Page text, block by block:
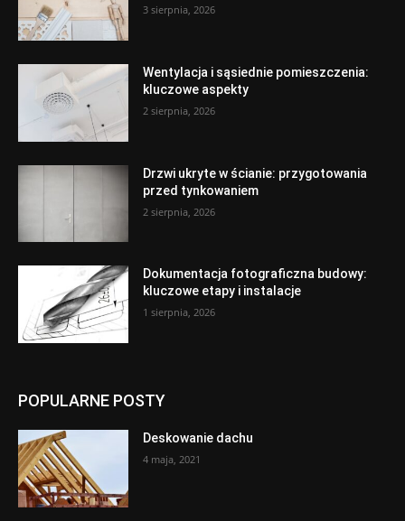
3 sierpnia, 2026
Wentylacja i sąsiednie pomieszczenia:
kluczowe aspekty
2 sierpnia, 2026
Drzwi ukryte w ścianie: przygotowania
przed tynkowaniem
2 sierpnia, 2026
Dokumentacja fotograficzna budowy:
kluczowe etapy i instalacje
1 sierpnia, 2026
POPULARNE POSTY
Deskowanie dachu
4 maja, 2021